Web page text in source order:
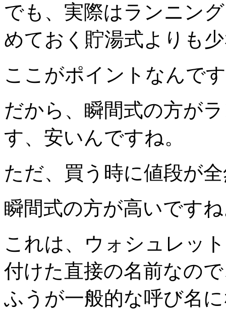
でも、実際はランニン
めておく貯湯式よりも
ここがポイントなんで
だから、瞬間式の方が
す、安いんですね。
ただ、買う時に値段が
瞬間式の方が高いです
これは、ウォシュレッ
付けた直接の名前なの
ふうが一般的な呼び名